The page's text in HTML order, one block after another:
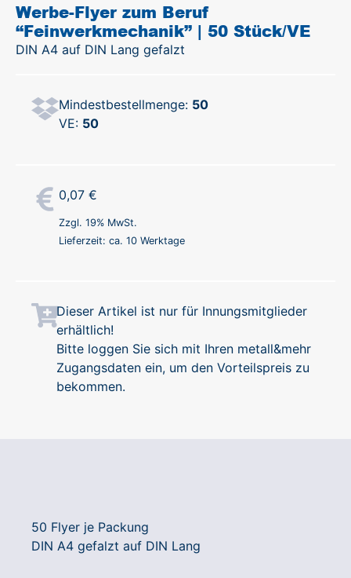
Werbe-Flyer zum Beruf
“Feinwerkmechanik” | 50 Stück/VE
DIN A4 auf DIN Lang gefalzt
Mindestbestellmenge: 50
VE: 50
0,07 €
Zzgl. 19% MwSt.
Lieferzeit: ca. 10 Werktage
Dieser Artikel ist nur für Innungsmitglieder
erhältlich!
Bitte loggen Sie sich mit Ihren metall&mehr
Zugangsdaten ein, um den Vorteilspreis zu
bekommen.
50 Flyer je Packung
DIN A4 gefalzt auf DIN Lang